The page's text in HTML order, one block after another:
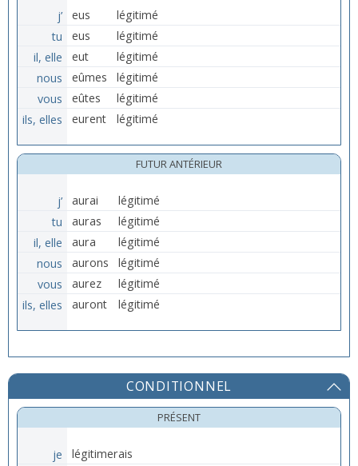
j’ eus
légitimé
tu
eus
légitimé
il, elle
eut
légitimé
nous
eûmes
légitimé
vous
eûtes
légitimé
ils, elles
eurent légitimé
FUTUR ANTÉRIEUR
j’ aurai
légitimé
tu
auras
légitimé
il, elle
aura
légitimé
nous
aurons
légitimé
vous
aurez
légitimé
ils, elles
auront légitimé
CONDITIONNEL
PRÉSENT
je
légitimerais